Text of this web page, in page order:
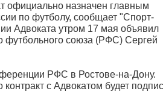
официально назначен главным
по футболу, сообщает "Спорт-
Адвоката утром 17 мая объявил
футбольного союза (РФС) Сергей
РФС в Ростове-на-Дону.
с Адвокатом будет